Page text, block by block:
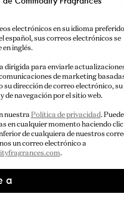
Al igual que un
para crear los
perfumistas -o
nosotros-
crear las
sus productos
El
La
electrónicos en su idioma
español, sus correos electrónicos se
en inglés.
dirigida para enviarle
de marketing
dirección de correo electrónico, su
de navegación por el sitio web.
nuestra Política de privacidad. Puede
en cualquier momento haciendo clic
de cualquiera de nuestros
un correo electrónico a
.
a